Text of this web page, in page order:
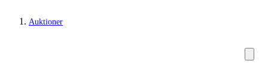
Auktioner